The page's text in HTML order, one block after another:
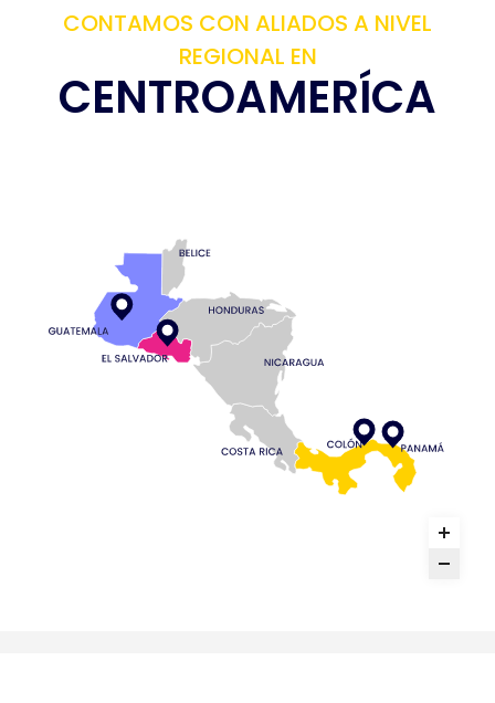
CONTAMOS CON ALIADOS A NIVEL
REGIONAL EN
CENTROAMERÍCA